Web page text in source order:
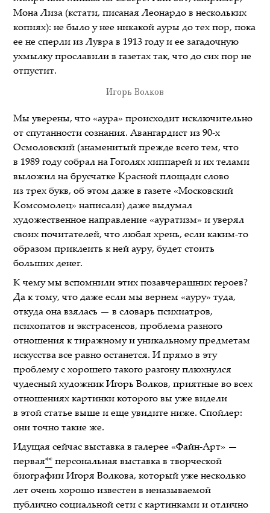
Мона Лиза (кстати, писаная Леонардо в нескольких
копиях): не было у нее никакой ауры до тех пор, пока
ее не сперли из Лувра в 1913 году и ее загадочную
ухмылку прославили в газетах так, что до сих пор не
отпустит.
Игорь Волков
Мы уверены, что «аура» происходит исключительно
от спутанности сознания. Авангардист из 90-х
Осмоловский (знаменитый прежде всего тем, что
в 1989 году собрал на Гоголях хиппарей и их телами
выложил на брусчатке Красной площади слово
из трех букв, об этом даже в газете «Московский
Комсомолец» написали) даже выдумал
художественное направление «ауратизм» и уверял
своих почитателей, что любая хрень, если каким-то
образом приклеить к ней ауру, будет стоить
больших денег.
К чему мы вспомнили этих позавчерашних героев?
Да к тому, что даже если мы вернем «ауру» туда,
откуда она взялась — в словарь психиатров,
психопатов и экстрасенсов, проблема разного
отношения к тиражному и уникальному предметам
искусства все равно останется. И прямо в эту
проблему с хорошего такого разгону плюхнулся
чудесный художник Игорь Волков, приятные во всех
отношениях картинки которого вы уже видели
в этой статье выше и еще увидите ниже. Спойлер:
они точно такие же.
Идущая сейчас выставка в галерее «Файн-Арт» —
первая** персональная выставка в творческой
биографии Игоря Волкова, который уже несколько
лет очень хорошо известен в неназываемой
публично социальной сети с картинками и отлично